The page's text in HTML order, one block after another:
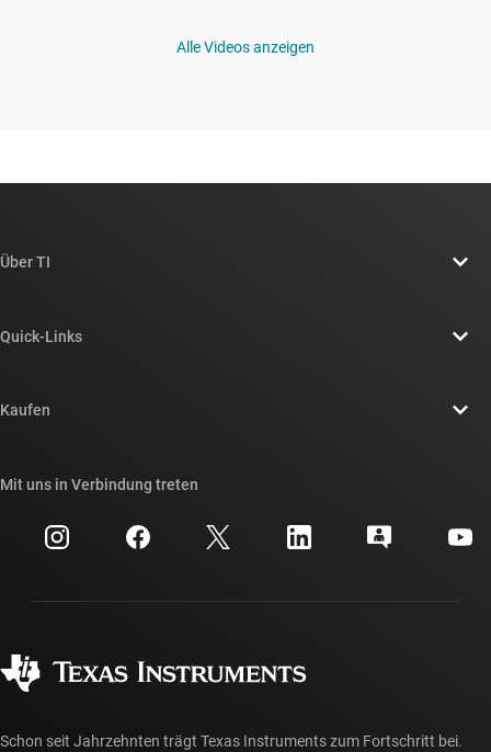
Alle Videos anzeigen
Über TI
Newsroom
Investorenbeziehungen
Fertigung
Quick-Links
Querverweis-Suche
Kundensupportzentrum
myTI-Konto FAQs
Kaufen
Häufig gestellte Fragen zu Bestellungen
Mit uns in Verbindung treten
Schon seit Jahrzehnten trägt Texas Instruments zum Fortschritt bei.